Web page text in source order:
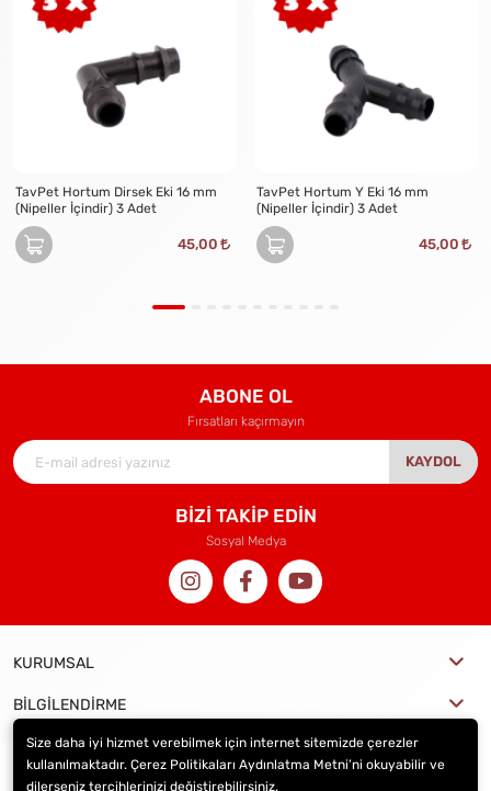
TavPet Hortum Dirsek Eki 16 mm
(Nipeller İçindir) 3 Adet
45,00
TavPet Hortum Y Eki 16 mm
(Nipeller İçindir) 3 Adet
45,00
ABONE OL
Fırsatları kaçırmayın
KAYDOL
BİZİ TAKİP EDİN
Sosyal Medya
KURUMSAL
BİLGİLENDİRME
Size daha iyi hizmet verebilmek için internet sitemizde çerezler
kullanılmaktadır. Çerez Politikaları Aydınlatma Metni’ni okuyabilir ve
dilerseniz tercihlerinizi değiştirebilirsiniz.